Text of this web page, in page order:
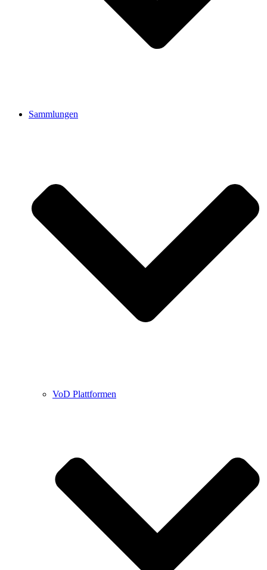
Sammlungen
VoD Plattformen